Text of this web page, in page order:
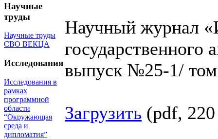
Научные
труды
Научные труды
СВО ВЕКЦА
Исследования
Исследования в
рамках
программной
области
“Окружающая
среда и
дипломатия”
Научный журнал
государственного
выпуск №25-1/ том
Загрузить (pdf,